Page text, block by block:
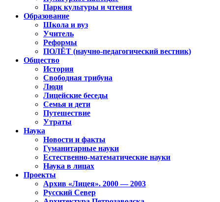
Парк культуры и чтения
Образование
Школа и вуз
Учитель
Реформы
ПОЛЁТ (научно-педагогический вестник)
Общество
История
Свободная трибуна
Люди
Лицейские беседы
Семья и дети
Путешествие
Утраты
Наука
Новости и факты
Гуманитарные науки
Естественно-математические науки
Наука в лицах
Проекты
Архив «Лицея». 2000 — 2003
Русский Север